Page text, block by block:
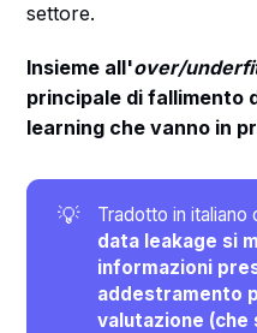
settore.
Insieme all'over/
principale di fallimento
learning che vanno in
💡 Tradotto in italiano
data leakage si
informazioni
addestramento
valutazione (che